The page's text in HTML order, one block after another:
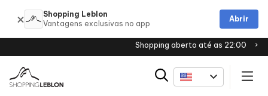
Shopping aberto até as 22:00
Shopping Leblon
Abrir